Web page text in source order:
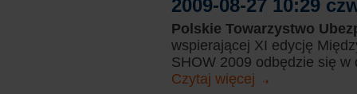
2009-08-27 10:29
Polskie Towarzystwo
wspierającej XI edycję
SHOW 2009 odbędzie się
Czytaj więcej